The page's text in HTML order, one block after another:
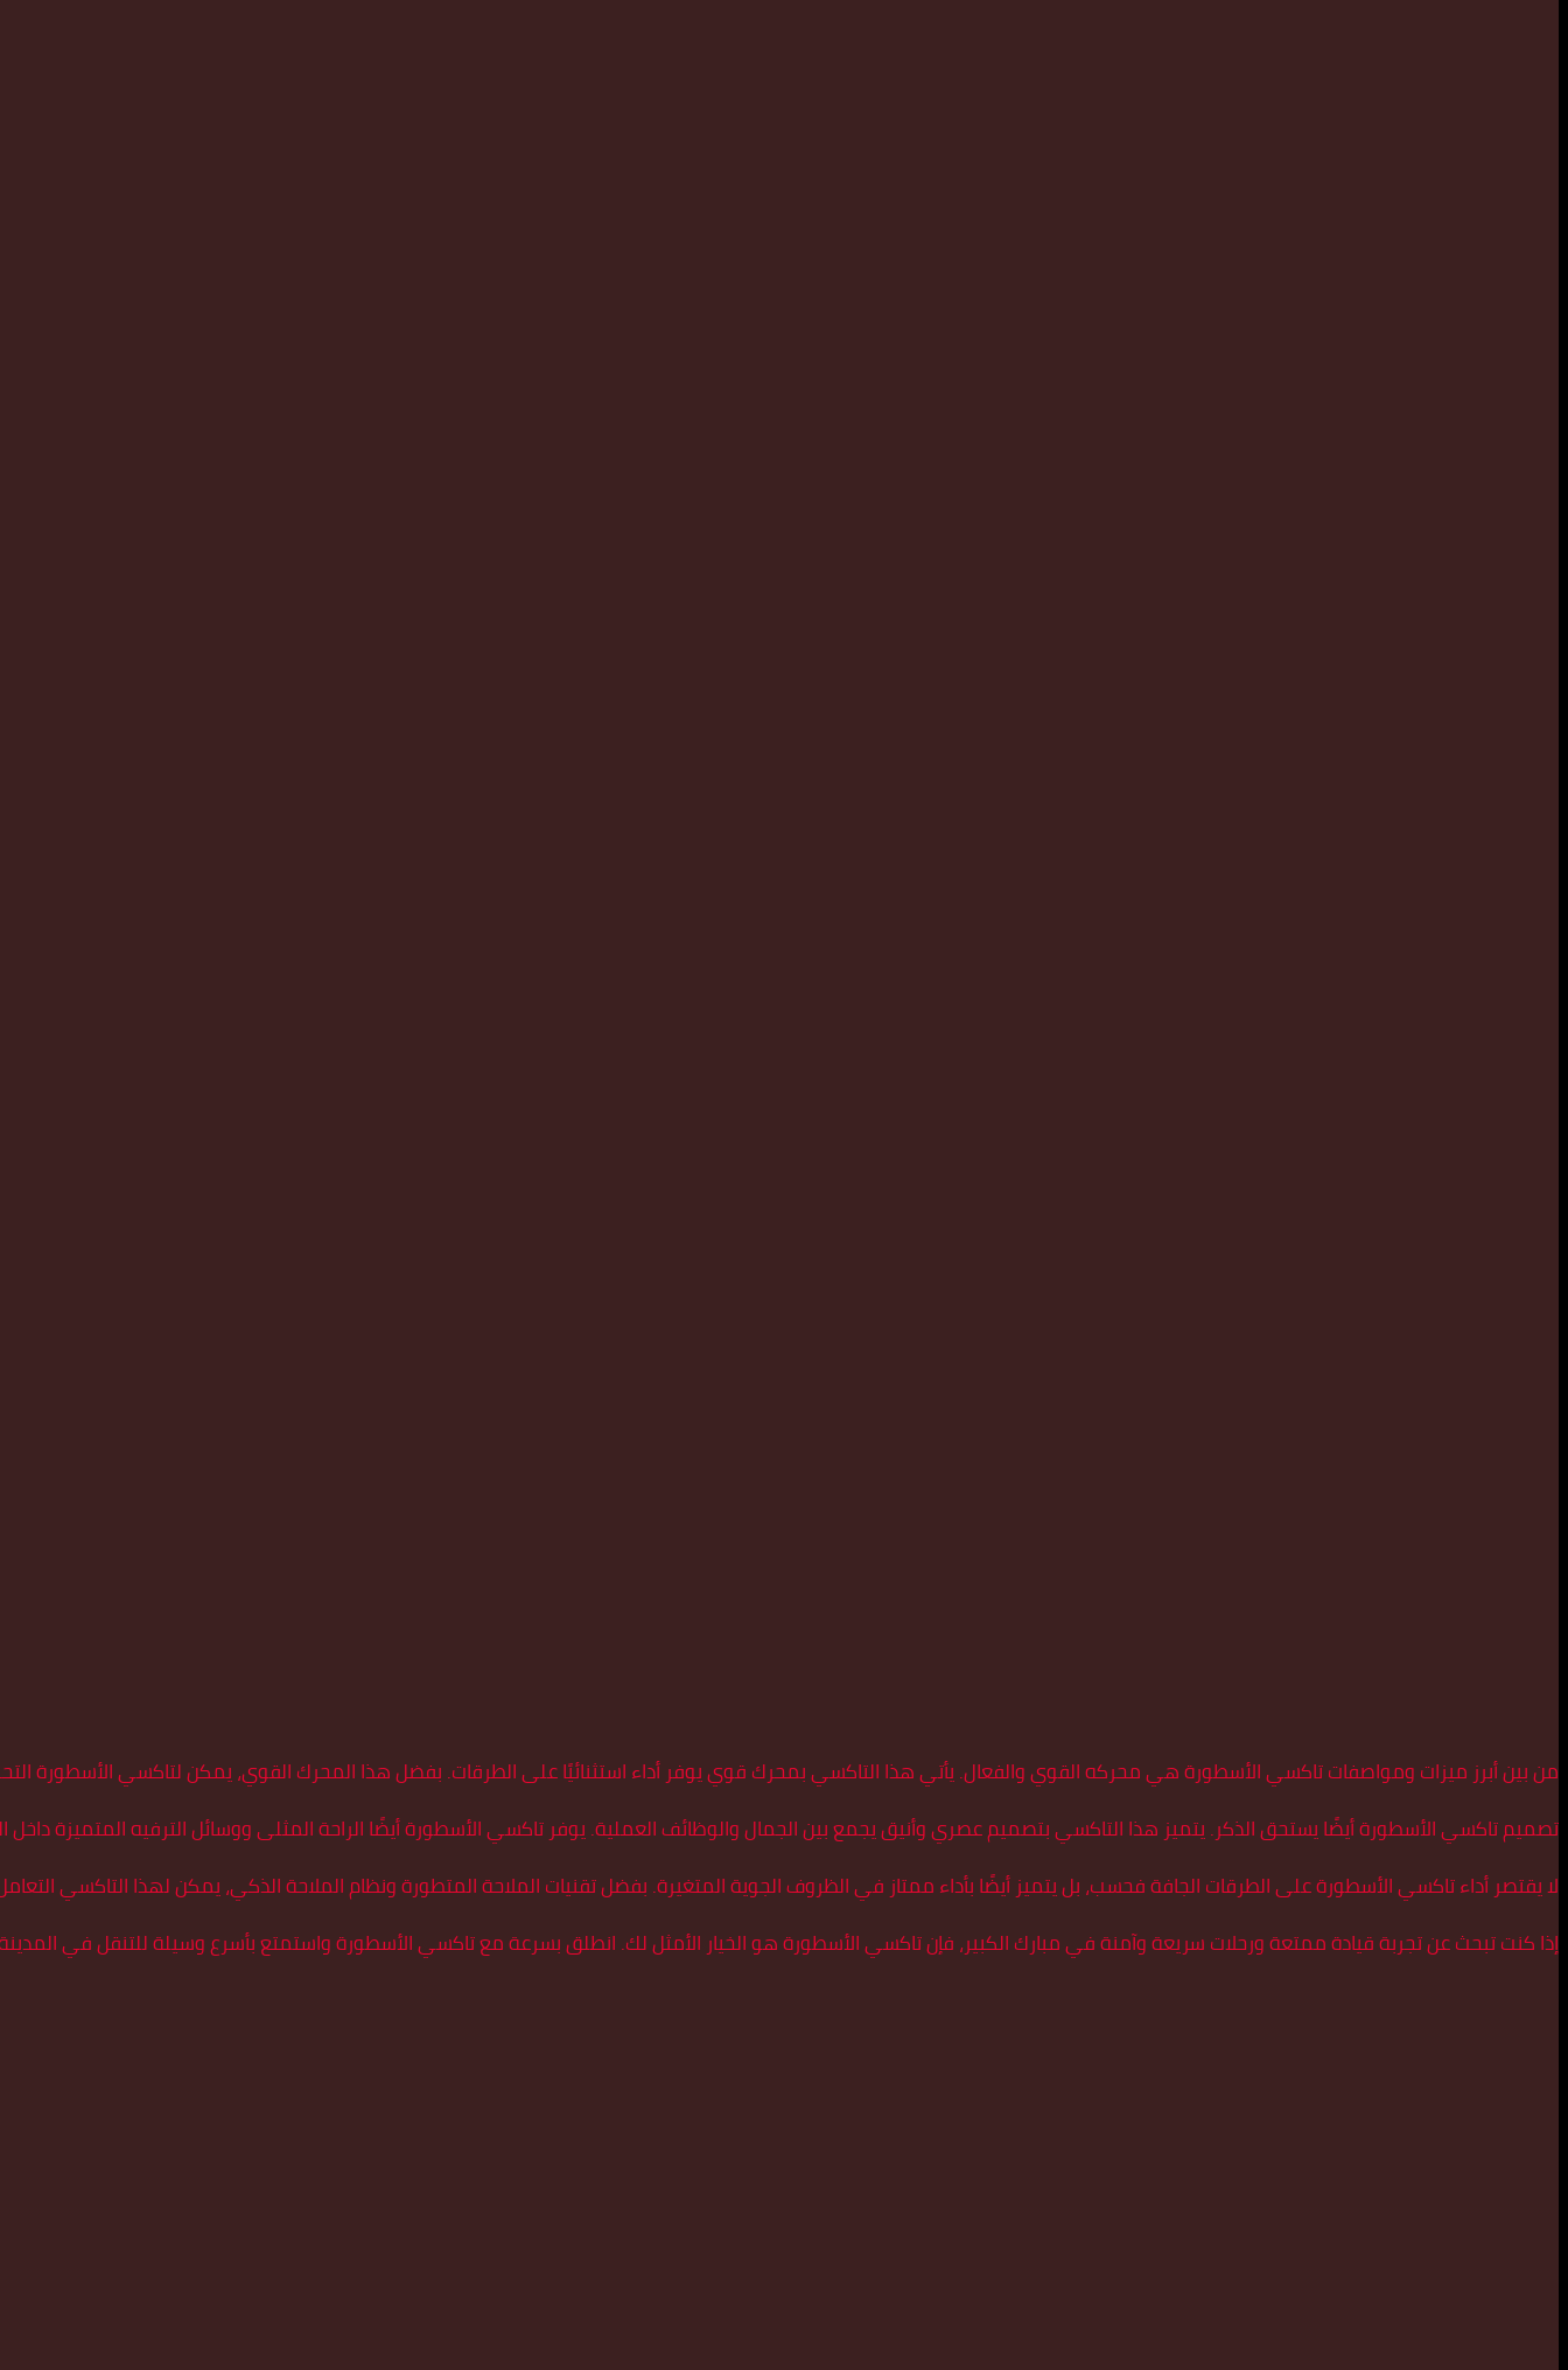
من بين أبرز ميزات ومواصفات تاكسي الأسطورة هي محركه القوي والفعال. يأتي هذا التاكسي بمحرك قوي يوفر أداء استثنائيًا على الطرقات. بفضل هذا المحرك القوي، يمكن لتاكسي
تصميم تاكسي الأسطورة أيضًا يستحق الذكر. يتميز هذا التاكسي بتصميم عصري وأنيق يجمع بين الجمال والوظائف العملية. يوفر تاكسي الأسطورة أيضًا الراحة المثلى ووسائل الترفيه المتميزة
لا يقتصر أداء تاكسي الأسطورة على الطرقات الجافة فحسب، بل يتميز أيضًا بأداء ممتاز في الظروف الجوية المتغيرة. بفضل تقنيات الملاحة المتطورة ونظام الملاحة الذكي، يمكن لهذا التاكسي
إذا كنت تبحث عن تجربة قيادة ممتعة ورحلات سريعة وآمنة في مبارك الكبير، فإن تاكسي الأسطورة هو الخيار الأمثل لك. انطلق بسرعة مع تاكسي الأسطورة واستمتع بأسرع وسيلة للتنقل في